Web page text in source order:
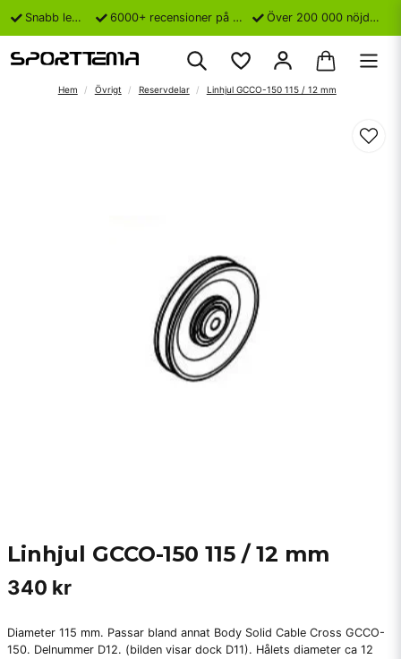
Snabb leverans 6000+ recensioner på Trustpilot Över 200 000 nöjda kunder
Hem Övrigt Reservdelar Linhjul GCCO-150 115 / 12 mm
Linhjul GCCO-150 115 / 12 mm
340 kr
Diameter 115 mm. Passar bland annat Body Solid Cable Cross GCCO-
150. Delnummer D12. (bilden visar dock D11). Hålets diameter ca 12